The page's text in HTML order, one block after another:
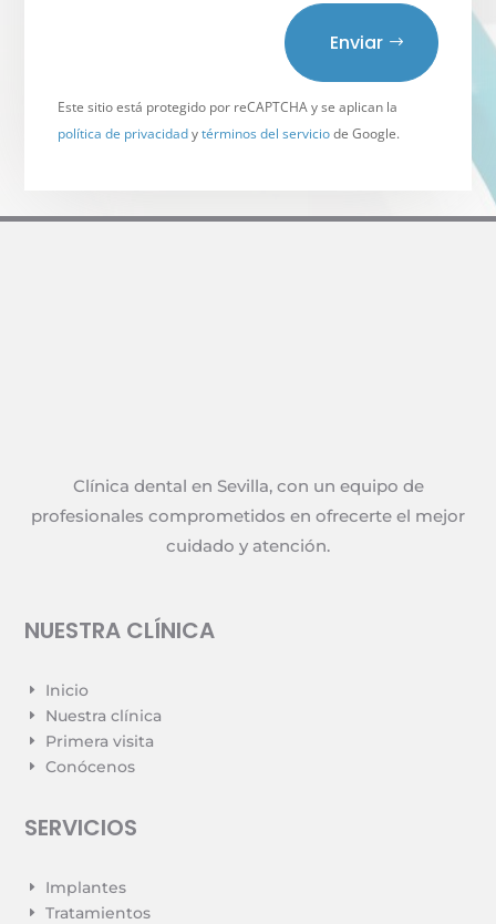
Enviar
Este sitio está protegido por reCAPTCHA y se aplican la
política de privacidadytérminos del serviciode Google.
Clínica dental en Sevilla, con un equipo de
profesionales comprometidos en ofrecerte el mejor
cuidado y atención.
NUESTRA CLÍNICA
E Inicio
E Nuestra clínica
E Primera visita
E Conócenos
SERVICIOS
E Implantes
E Tratamientos